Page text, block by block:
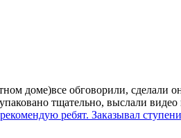
доме)все обговорили, сделали
тщательно, выслали
ребят. Заказывал